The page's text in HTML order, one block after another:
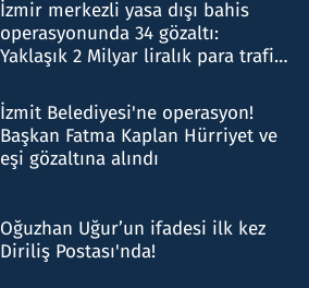
İzmir merkezli yasa dışı bahis
operasyonunda 34 gözaltı:
Yaklaşık 2 Milyar liralık para trafiği
İzmit Belediyesi'ne operasyon!
Başkan Fatma Kaplan Hürriyet ve
eşi gözaltına alındı
Oğuzhan Uğur’un ifadesi ilk kez
Diriliş Postası'nda!